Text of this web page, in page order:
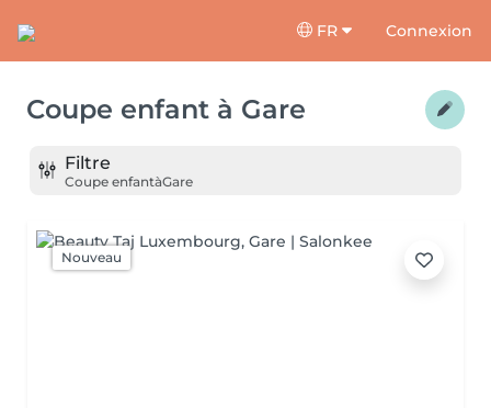
FR Connexion
Coupe enfant à Gare
Filtre
Coupe enfantàGare
Nouveau